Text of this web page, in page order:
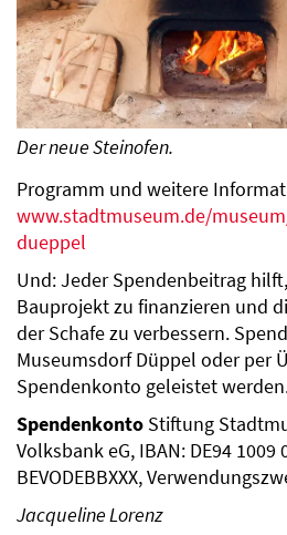
Der neue Steinofen.
Programm und weitere
www.stadtmuseum.de/
dueppel
Und: Jeder Spendenbeitrag
Bauprojekt zu finanzieren und
der Schafe zu verbessern.
Museumsdorf Düppel oder per
Spendenkonto geleistet
Spendenkonto Stiftung
Volksbank eG, IBAN: DE94 1009
BEVODEBBXXX,
Jacqueline Lorenz